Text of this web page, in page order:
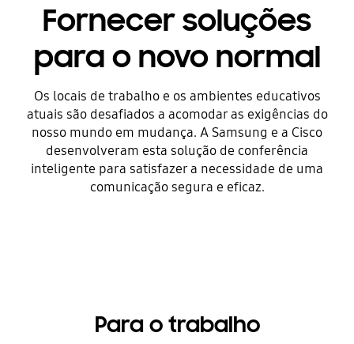
Fornecer soluções
para o novo normal
Os locais de trabalho e os ambientes educativos
atuais são desafiados a acomodar as exigências do
nosso mundo em mudança. A Samsung e a Cisco
desenvolveram esta solução de conferência
inteligente para satisfazer a necessidade de uma
comunicação segura e eficaz.
Para o trabalho